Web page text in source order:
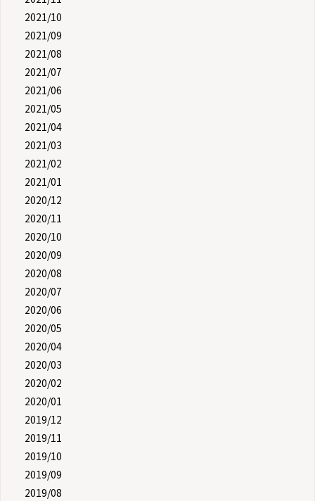
2021/10
2021/09
2021/08
2021/07
2021/06
2021/05
2021/04
2021/03
2021/02
2021/01
2020/12
2020/11
2020/10
2020/09
2020/08
2020/07
2020/06
2020/05
2020/04
2020/03
2020/02
2020/01
2019/12
2019/11
2019/10
2019/09
2019/08